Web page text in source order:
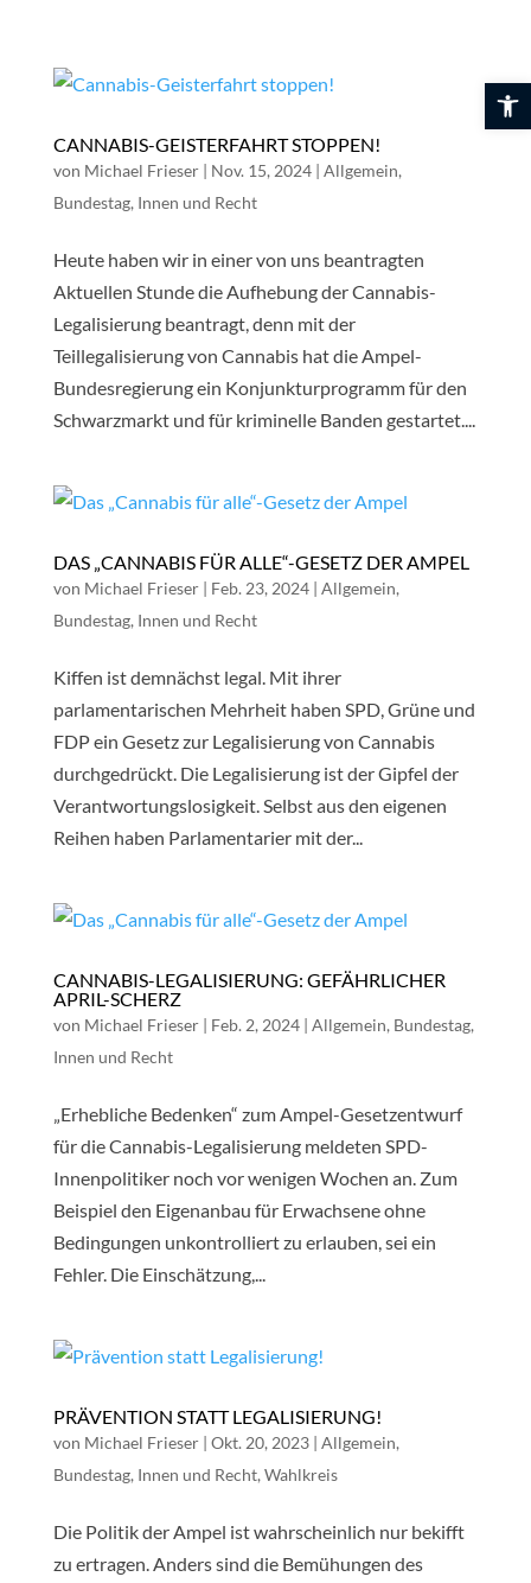
CANNABIS-GEISTERFAHRT STOPPEN!
von Michael Frieser| Nov. 15, 2024| Allgemein,
Bundestag, Innen und Recht
Heute haben wir in einer von uns beantragten
Aktuellen Stunde die Aufhebung der Cannabis-
Legalisierung beantragt, denn mit der
Teillegalisierung von Cannabis hat die Ampel-
Bundesregierung ein Konjunkturprogramm für den
Schwarzmarkt und für kriminelle Banden gestartet....
DAS „CANNABIS FÜR ALLE“-GESETZ DER AMPEL
von Michael Frieser| Feb. 23, 2024| Allgemein,
Bundestag, Innen und Recht
Kiffen ist demnächst legal. Mit ihrer
parlamentarischen Mehrheit haben SPD, Grüne und
FDP ein Gesetz zur Legalisierung von Cannabis
durchgedrückt. Die Legalisierung ist der Gipfel der
Verantwortungslosigkeit. Selbst aus den eigenen
Reihen haben Parlamentarier mit der...
CANNABIS-LEGALISIERUNG: GEFÄHRLICHER
APRIL-SCHERZ
von Michael Frieser| Feb. 2, 2024| Allgemein, Bundestag,
Innen und Recht
„Erhebliche Bedenken“ zum Ampel-Gesetzentwurf
für die Cannabis-Legalisierung meldeten SPD-
Innenpolitiker noch vor wenigen Wochen an. Zum
Beispiel den Eigenanbau für Erwachsene ohne
Bedingungen unkontrolliert zu erlauben, sei ein
Fehler. Die Einschätzung,...
PRÄVENTION STATT LEGALISIERUNG!
von Michael Frieser| Okt. 20, 2023| Allgemein,
Bundestag, Innen und Recht, Wahlkreis
Die Politik der Ampel ist wahrscheinlich nur bekifft
zu ertragen. Anders sind die Bemühungen des